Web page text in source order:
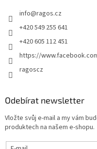
info@ragos.cz
+420 549 255 641
+420 605 112 451
https://
ragoscz
Odebírat newsletter
Vložte svůj e-mail a my vám
produktech na našem e-shopu.